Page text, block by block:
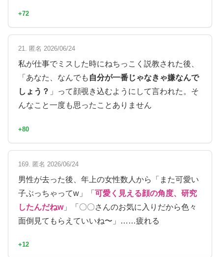
+72
21. 匿名 2026/06/24
私が仕事でミスした時にねちっこく説教された後、
「あなた、なんでも 自分が一番じゃなきゃ嫌なんで
しょう？ 」って顔覗き込むようにして言われた。そ
んなこと一度も思ったことありません
+80
169. 匿名 2026/06/24
男性が去った後、年上の女性数人から「また可愛い
子ぶっちゃってw」「 可愛く見える顔の角度、研究
したんだねw」「〇〇さんのお気に入りだから色々
面倒見てもらえていいね〜」……疲れる
+12